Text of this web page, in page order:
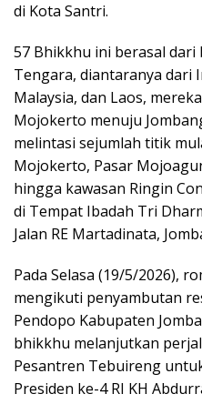
di Kota Santri.
57 Bhikkhu ini berasal dari
Tengara, diantaranya dari
Malaysia, dan Laos,
Mojokerto menuju
melintasi sejumlah titik
Mojokerto, Pasar
hingga kawasan Ringin
di Tempat Ibadah Tri
Jalan RE Martadinata,
Pada Selasa (19/5/2026),
mengikuti penyambutan
Pendopo Kabupaten
bhikkhu melanjutkan
Pesantren Tebuireng
Presiden ke-4 RI KH